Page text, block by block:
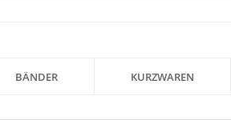
BÄNDER KURZWAREN